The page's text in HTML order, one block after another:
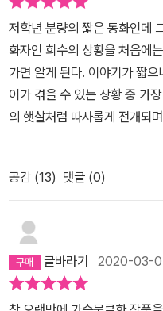
접 가서 말해 줄 수 없지만..토
다. 오랜 시간이 지나도 남을
길 바랍니다. 아이곁에 좋은 어
다.아이들에게 뽑고 싶은 물건
임기, 스마트폰을 뺀 추억의 물
여운이 남는 책이네요.
저학년 분량의 짧은 동화인데
화자인 희수의 상황을 처음에
가면 알게 된다. 이야기가 짧
이가 겪을 수 있는 상황 중 가
의 햇살처럼 따사롭게 전개되
바지를 헌 옷 수거함에 넣는 장
는 이 행위가 희수에게는 마음
한 마음이 들었어. 바지가 내
떨어지고, 희수는 고개를 갸웃
다. 거기에는 ‘뽑기 기계’가 있
공감 (13) 댓글 (0)
글바라기 2020-03-